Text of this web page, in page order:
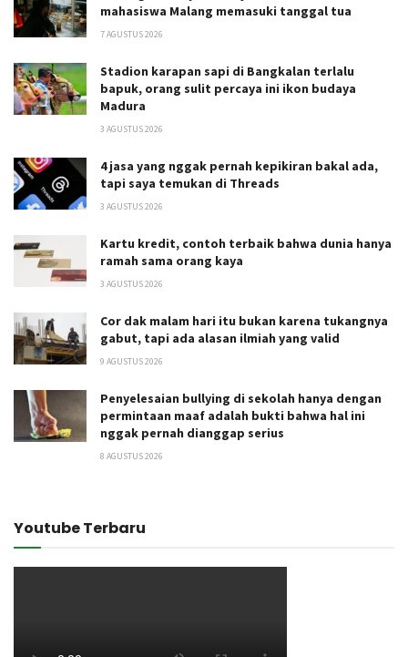
mahasiswa Malang memasuki tanggal tua
7 AGUSTUS 2026
Stadion karapan sapi di Bangkalan terlalu
bapuk, orang sulit percaya ini ikon budaya
Madura
3 AGUSTUS 2026
4 jasa yang nggak pernah kepikiran bakal ada,
tapi saya temukan di Threads
3 AGUSTUS 2026
Kartu kredit, contoh terbaik bahwa dunia hanya
ramah sama orang kaya
3 AGUSTUS 2026
Cor dak malam hari itu bukan karena tukangnya
gabut, tapi ada alasan ilmiah yang valid
9 AGUSTUS 2026
Penyelesaian bullying di sekolah hanya dengan
permintaan maaf adalah bukti bahwa hal ini
nggak pernah dianggap serius
8 AGUSTUS 2026
Youtube Terbaru